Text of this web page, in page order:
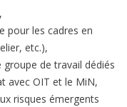
pour les cadres en
etc.),
groupe de travail dédiés
avec OIT et le MiN,
risques émergents